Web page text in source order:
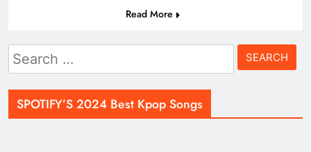
Read More
Search
for:
SPOTIFY’S 2024 Best Kpop Songs